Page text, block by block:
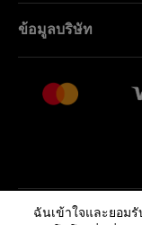
คำถามที่พบบ่อย
เงื่อนไขหลังการข
ข้อมูลบริษัท
งาน
นโยบายความ
ฉันเข้าใจและยอม